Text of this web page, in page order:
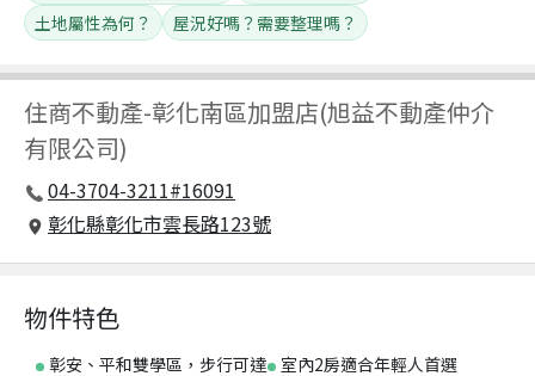
住商不動產-彰化南區加盟店(旭益不動產仲介
有限公司)
04-3704-3211#16091
彰化縣彰化市雲長路123號
土地屬性為何？
屋況好嗎？需要整理嗎？
物件特色
彰安、平和雙學區，步行可達
室內2房適合年輕人首選